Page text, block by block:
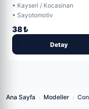
• Kayseri / Kocasinan
• Sayotomotiv
38 ₺
Detay
Ana Sayfa › Modeller ›